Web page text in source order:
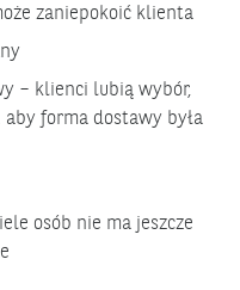
zaniepokoić klienta
– klienci lubią wybór,
forma dostawy była
osób nie ma jeszcze